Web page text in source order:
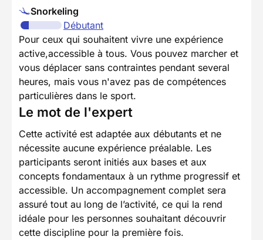
Snorkeling
Débutant
Pour ceux qui souhaitent vivre une expérience
active,accessible à tous. Vous pouvez marcher et
vous déplacer sans contraintes pendant several
heures, mais vous n'avez pas de compétences
particulières dans le sport.
Le mot de l'expert
Cette activité est adaptée aux débutants et ne
nécessite aucune expérience préalable. Les
participants seront initiés aux bases et aux
concepts fondamentaux à un rythme progressif et
accessible. Un accompagnement complet sera
assuré tout au long de l’activité, ce qui la rend
idéale pour les personnes souhaitant découvrir
cette discipline pour la première fois.